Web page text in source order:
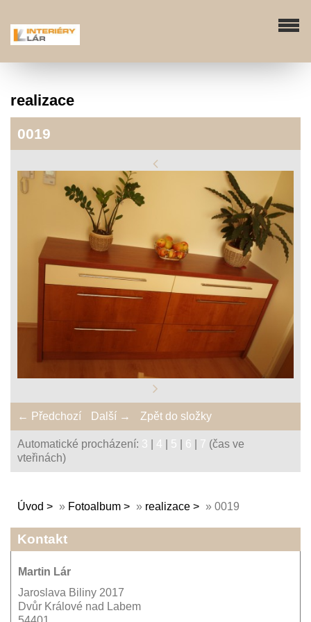
realizace
0019
← Předchozí Další → Zpět do složky
Automatické procházení: 3 4 5 6 7 (čas ve
vteřinách)
Úvod » Fotoalbum » realizace » 0019
Kontakt
Martin Lár
Jaroslava Biliny 2017
Dvůr Králové nad Labem